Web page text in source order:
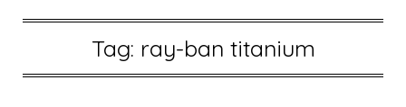
Tag: ray-ban titanium